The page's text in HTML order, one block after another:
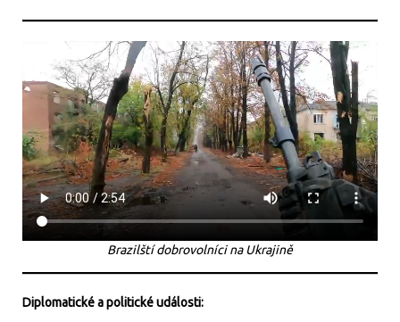
Brazilští dobrovolníci na Ukrajině
Diplomatické a politické události: